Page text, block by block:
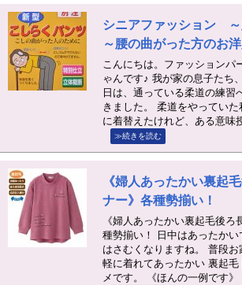
シニアファッション
～腰の曲がった方のお
こんにちは。ファッション
ゃんです♪ 我が家の息子たち
日は、通っている柔道の練習
きました。 柔道をやってい
に着替えたけれど、ある意味
≫続きを読む
《婦人あったかい裏起
ナー》各種勢揃い！
《婦人あったかい裏起毛後ろ
種勢揃い！ 日中はあったか
はさむくなりますね。 普段
軽に着れてあったかい 裏起
メです。 《ほんの一例です》